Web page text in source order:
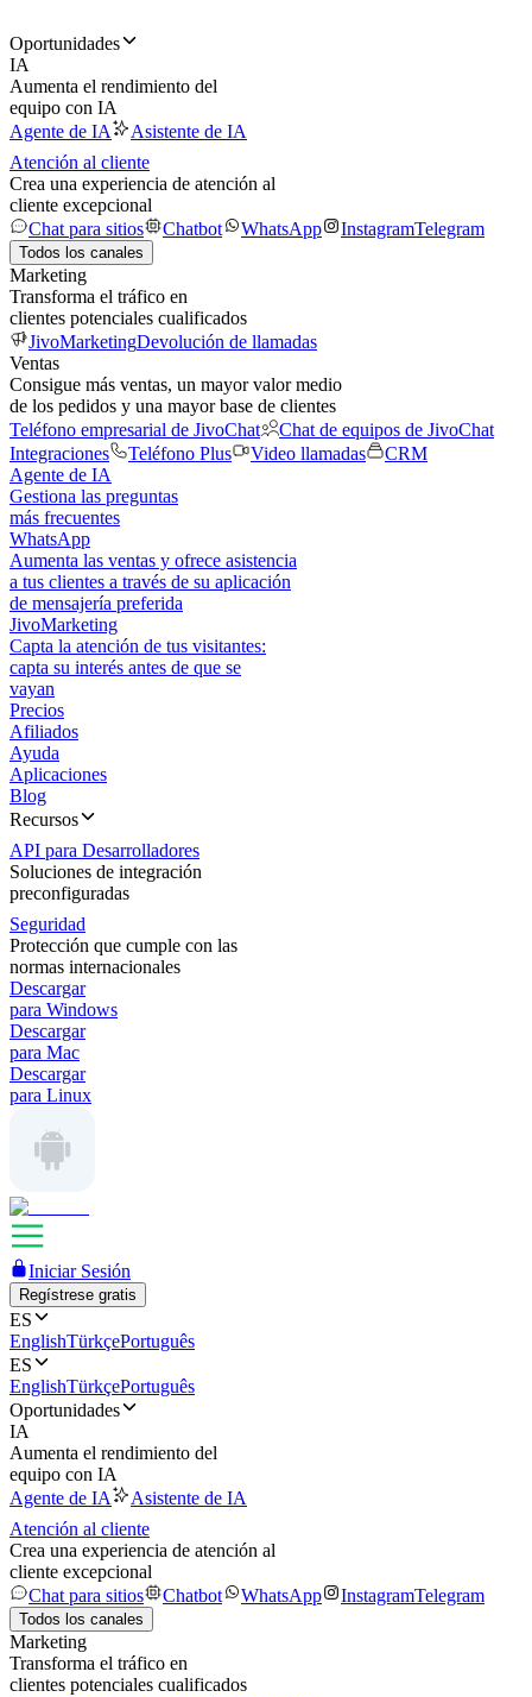
Oportunidades
IA
Aumenta el rendimiento del
equipo con IA
Agente de IA
Asistente de IA
Atención al cliente
Crea una experiencia de atención al
cliente excepcional
Chat para sitios
Chatbot WhatsApp InstagramTelegram
Todos los canales
Marketing
Transforma el tráfico en
clientes potenciales cualificados
JivoMarketingDevolución de llamadas
Ventas
Consigue más ventas, un mayor valor medio
de los pedidos y una mayor base de clientes
Teléfono empresarial de JivoChat
Chat de equipos de JivoChat
Integraciones
Teléfono Plus Video llamadas
CRM
Agente de IA
Gestiona las preguntas
más frecuentes
WhatsApp
Aumenta las ventas y ofrece asistencia
a tus clientes a través de su aplicación
de mensajería preferida
JivoMarketing
Capta la atención de tus visitantes:
capta su interés antes de que se
vayan
Precios
Afiliados
Ayuda
Aplicaciones
Blog
Recursos
API para Desarrolladores
Soluciones de integración
preconfiguradas
Seguridad
Protección que cumple con las
normas internacionales
Descargar
para Windows
Descargar
para Mac
Descargar
para Linux
Iniciar Sesión
Regístrese gratis
ES
EnglishTürkçePortuguês
ES
EnglishTürkçePortuguês
Oportunidades
IA
Aumenta el rendimiento del
equipo con IA
Agente de IA
Asistente de IA
Atención al cliente
Crea una experiencia de atención al
cliente excepcional
Chat para sitios
Chatbot WhatsApp InstagramTelegram
Todos los canales
Marketing
Transforma el tráfico en
clientes potenciales cualificados